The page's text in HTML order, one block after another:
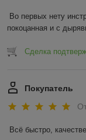
Во первых нету
покоцанная и с
Сделка
Покупатель
Всё быстро,